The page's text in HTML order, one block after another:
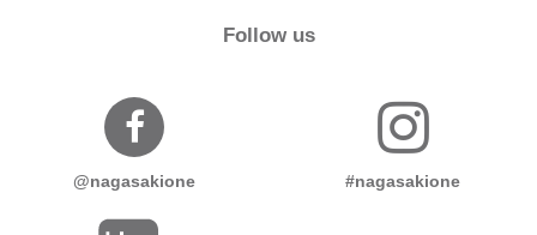
Follow us
@nagasakione #nagasakione